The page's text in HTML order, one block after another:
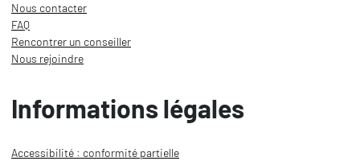
Nous contacter
FAQ
Rencontrer un conseiller
Nous rejoindre
Informations légales
Accessibilité : conformité partielle